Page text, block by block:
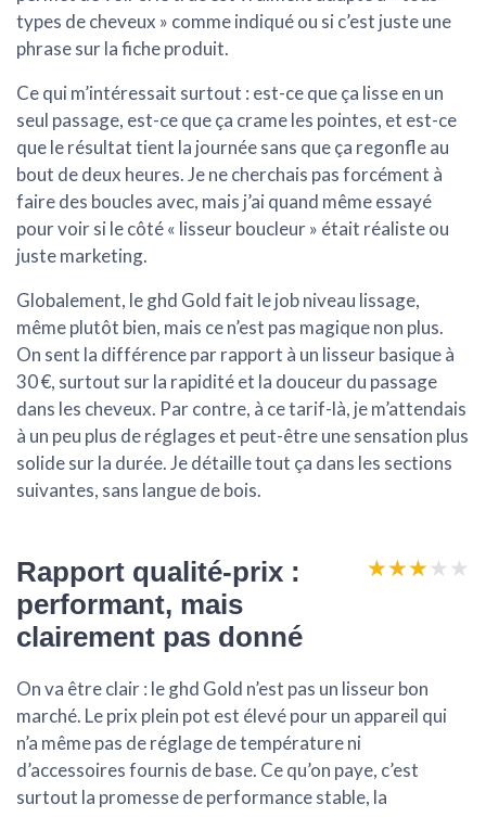
types de cheveux » comme indiqué ou si c’est juste une
phrase sur la fiche produit.
Ce qui m’intéressait surtout : est-ce que ça lisse en un
seul passage, est-ce que ça crame les pointes, et est-ce
que le résultat tient la journée sans que ça regonfle au
bout de deux heures. Je ne cherchais pas forcément à
faire des boucles avec, mais j’ai quand même essayé
pour voir si le côté « lisseur boucleur » était réaliste ou
juste marketing.
Globalement, le ghd Gold fait le job niveau lissage,
même plutôt bien, mais ce n’est pas magique non plus.
On sent la différence par rapport à un lisseur basique à
30 €, surtout sur la rapidité et la douceur du passage
dans les cheveux. Par contre, à ce tarif-là, je m’attendais
à un peu plus de réglages et peut-être une sensation plus
solide sur la durée. Je détaille tout ça dans les sections
suivantes, sans langue de bois.
Rapport qualité-prix :
performant, mais
clairement pas donné
★★★★★
★★★★★
On va être clair : le ghd Gold n’est pas un lisseur bon
marché. Le prix plein pot est élevé pour un appareil qui
n’a même pas de réglage de température ni
d’accessoires fournis de base. Ce qu’on paye, c’est
surtout la promesse de performance stable, la